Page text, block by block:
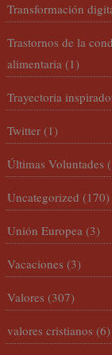
Transformación
Trastornos de la
alimentaria (1)
Trayectoria
Twitter (1)
Últimas Voluntades
Uncategorized (170)
Unión Europea (3)
Vacaciones (3)
Valores (307)
valores cristianos (6)